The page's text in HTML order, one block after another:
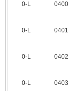
0‑L 0400
0‑L 0401
0‑L 0402
0‑L 0403